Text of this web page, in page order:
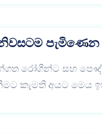
පැමිණෙන
රෝගීන්ට සහ
කැමති අයට මෙය